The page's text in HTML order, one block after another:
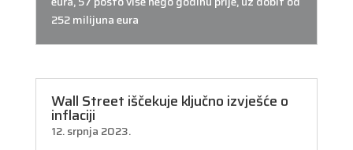
252 milijuna eura
Wall Street iščekuje ključno izvješće o
inflaciji
12. srpnja 2023.